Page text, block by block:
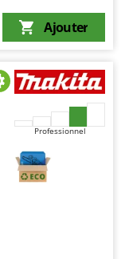
Ajouter
Professionnel